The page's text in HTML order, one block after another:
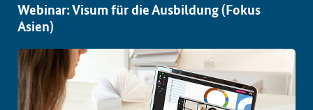
Webinar: Visum für die Ausbildung (Fokus
Asien)